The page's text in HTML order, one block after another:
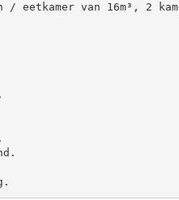
/ eetkamer van 16m³, 2